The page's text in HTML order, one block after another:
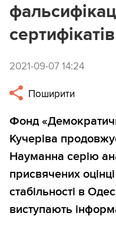
сертифікатів
2021-09-07 14:24
Поширити
Фонд
Кучеріва
Науманна серію
присвячених
стабільності в
виступають